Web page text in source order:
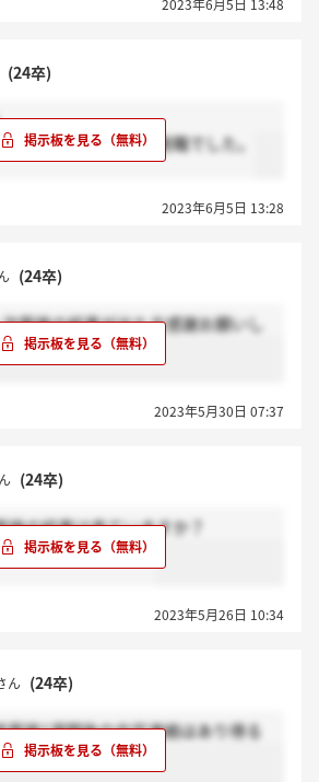
2023年6月5日 13:48
(24卒)
みません。研究開発職でした。
2023年6月5日 13:28
(24卒)
面接の結果が出た方感謝お願いし
2023年5月30日 07:37
(24卒)
の結果は来ていますか？
謝お願いします。
2023年5月26日 10:34
ん (24卒)
面接1週間後の内定連絡はあり得る